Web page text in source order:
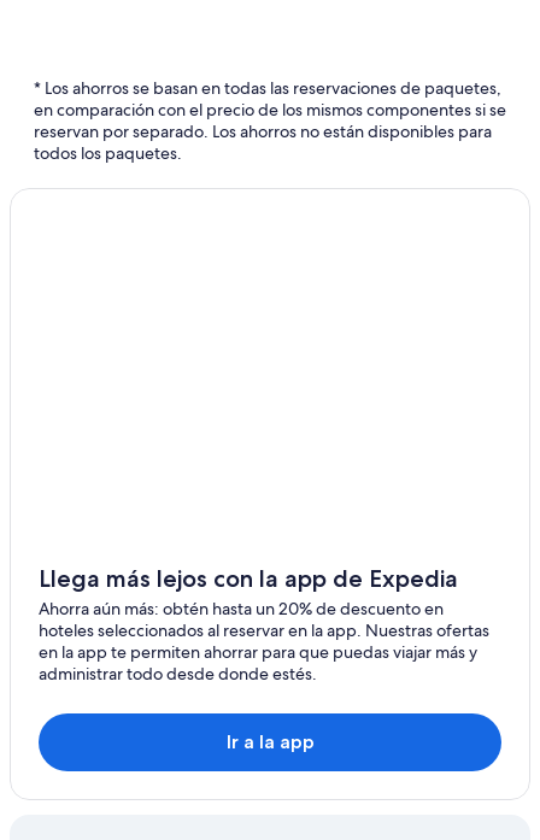
* Los ahorros se basan en todas las reservaciones de paquetes,
en comparación con el precio de los mismos componentes si se
reservan por separado. Los ahorros no están disponibles para
todos los paquetes.
Llega más lejos con la app de Expedia
Ahorra aún más: obtén hasta un 20% de descuento en
hoteles seleccionados al reservar en la app. Nuestras ofertas
en la app te permiten ahorrar para que puedas viajar más y
administrar todo desde donde estés.
Ir a la app